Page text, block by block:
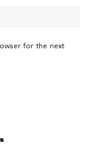
for the next